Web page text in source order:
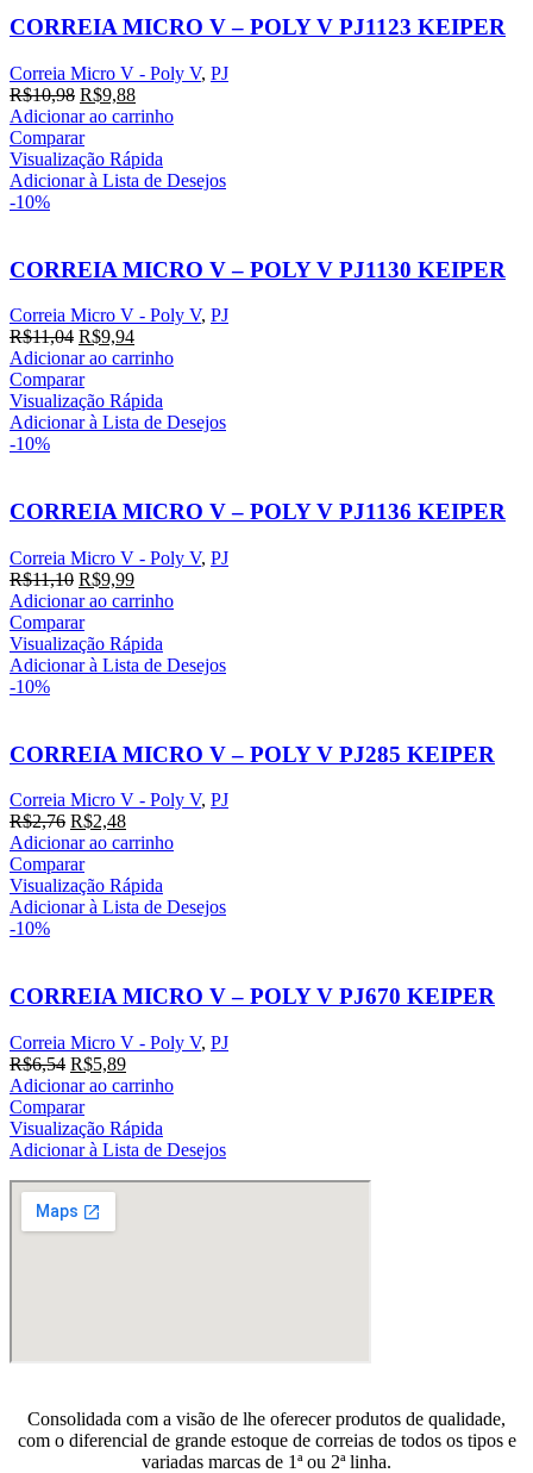
CORREIA MICRO V – POLY V PJ1123 KEIPER
Correia Micro V - Poly V, PJ
R$10,98 O
preço
original
era:
R$10,98.
R$9,88O
preço
é:
R$9,88.
Adicionar ao carrinho
Comparar
Visualização Rápida
Adicionar à Lista de Desejos
-10%
CORREIA MICRO V – POLY V PJ1130 KEIPER
Correia Micro V - Poly V, PJ
R$11,04 O
preço
original
era:
R$11,04.
R$9,94O
preço
é:
R$9,94.
Adicionar ao carrinho
Comparar
Visualização Rápida
Adicionar à Lista de Desejos
-10%
CORREIA MICRO V – POLY V PJ1136 KEIPER
Correia Micro V - Poly V, PJ
R$11,10 O
preço
original
era:
R$11,10.
R$9,99O
preço
é:
R$9,99.
Adicionar ao carrinho
Comparar
Visualização Rápida
Adicionar à Lista de Desejos
-10%
CORREIA MICRO V – POLY V PJ285 KEIPER
Correia Micro V - Poly V, PJ
R$2,76 O
preço
original
era:
R$2,76.
R$2,48O
preço
é:
R$2,48.
Adicionar ao carrinho
Comparar
Visualização Rápida
Adicionar à Lista de Desejos
-10%
CORREIA MICRO V – POLY V PJ670 KEIPER
Correia Micro V - Poly V, PJ
R$6,54 O
preço
original
era:
R$6,54.
R$5,89O
preço
é:
R$5,89.
Adicionar ao carrinho
Comparar
Visualização Rápida
Adicionar à Lista de Desejos
Consolidada com a visão de lhe oferecer produtos de qualidade,
com o diferencial de grande estoque de correias de todos os tipos e
variadas marcas de 1ª ou 2ª linha.